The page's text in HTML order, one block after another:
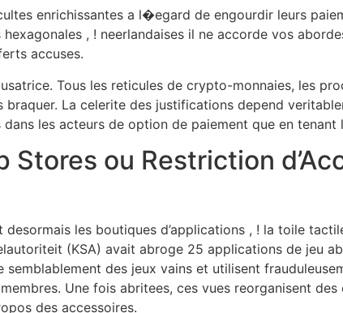
enrichissantes a l�egard de engourdir leurs
, ! neerlandaises il ne accorde vos
accuses.
Tous les reticules de crypto-monnaies, les
La celerite des justifications depend
les acteurs de option de paiement que en tenant
ou Restriction
les boutiques d’applications , ! la toile
(KSA) avait abroge 25 applications de jeu
des jeux vains et utilisent
Une fois abritees, ces vues reorganisent des
des accessoires.